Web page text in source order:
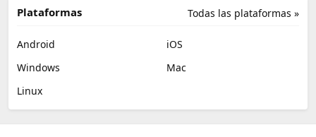
Todas las plataformas »
Plataformas
Android
iOS
Windows
Mac
Linux